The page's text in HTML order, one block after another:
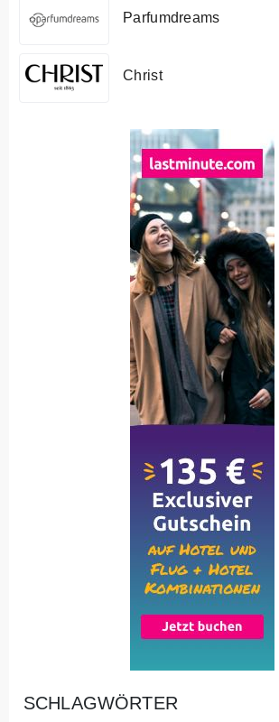
Parfumdreams
Christ
SCHLAGWÖRTER